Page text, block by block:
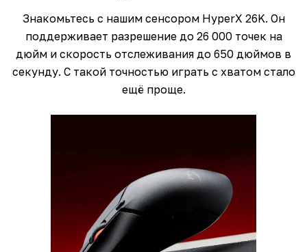
Знакомьтесь с нашим сенсором HyperX 26K. Он
поддерживает разрешение до 26 000 точек на
дюйм и скорость отслеживания до 650 дюймов в
секунду. С такой точностью играть с хватом стало
ещё проще.